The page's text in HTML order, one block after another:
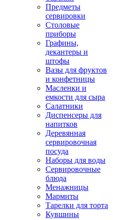
Предметы
сервировки
Столовые
приборы
Графины,
декантеры и
штофы
Вазы для фруктов
и конфетницы
Масленки и
емкости для сыра
Салатники
Диспенсеры для
напитков
Деревянная
сервировочная
посуда
Наборы для воды
Сервировочные
блюда
Менажницы
Мармиты
Тарелки для торта
Кувшины